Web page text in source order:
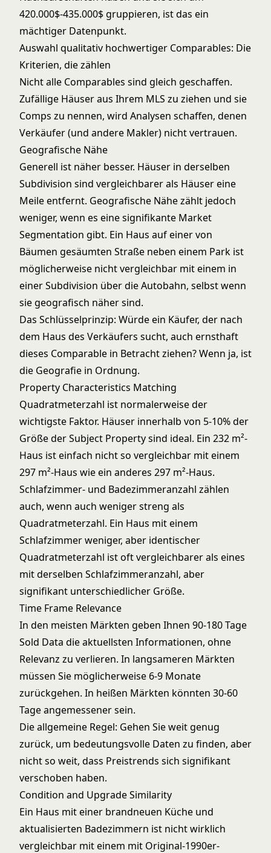
420.000$-435.000$ gruppieren, ist das ein
mächtiger Datenpunkt.
Auswahl qualitativ hochwertiger Comparables: Die
Kriterien, die zählen
Nicht alle Comparables sind gleich geschaffen.
Zufällige Häuser aus Ihrem MLS zu ziehen und sie
Comps zu nennen, wird Analysen schaffen, denen
Verkäufer (und andere Makler) nicht vertrauen.
Geografische Nähe
Generell ist näher besser. Häuser in derselben
Subdivision sind vergleichbarer als Häuser eine
Meile entfernt. Geografische Nähe zählt jedoch
weniger, wenn es eine signifikante Market
Segmentation gibt. Ein Haus auf einer von
Bäumen gesäumten Straße neben einem Park ist
möglicherweise nicht vergleichbar mit einem in
einer Subdivision über die Autobahn, selbst wenn
sie geografisch näher sind.
Das Schlüsselprinzip: Würde ein Käufer, der nach
dem Haus des Verkäufers sucht, auch ernsthaft
dieses Comparable in Betracht ziehen? Wenn ja, ist
die Geografie in Ordnung.
Property Characteristics Matching
Quadratmeterzahl ist normalerweise der
wichtigste Faktor. Häuser innerhalb von 5-10% der
Größe der Subject Property sind ideal. Ein 232 m²-
Haus ist einfach nicht so vergleichbar mit einem
297 m²-Haus wie ein anderes 297 m²-Haus.
Schlafzimmer- und Badezimmeranzahl zählen
auch, wenn auch weniger streng als
Quadratmeterzahl. Ein Haus mit einem
Schlafzimmer weniger, aber identischer
Quadratmeterzahl ist oft vergleichbarer als eines
mit derselben Schlafzimmeranzahl, aber
signifikant unterschiedlicher Größe.
Time Frame Relevance
In den meisten Märkten geben Ihnen 90-180 Tage
Sold Data die aktuellsten Informationen, ohne
Relevanz zu verlieren. In langsameren Märkten
müssen Sie möglicherweise 6-9 Monate
zurückgehen. In heißen Märkten könnten 30-60
Tage angemessener sein.
Die allgemeine Regel: Gehen Sie weit genug
zurück, um bedeutungsvolle Daten zu finden, aber
nicht so weit, dass Preistrends sich signifikant
verschoben haben.
Condition and Upgrade Similarity
Ein Haus mit einer brandneuen Küche und
aktualisierten Badezimmern ist nicht wirklich
vergleichbar mit einem mit Original-1990er-